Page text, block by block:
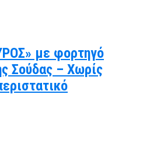
με φορτηγό
Σούδας – Χωρίς